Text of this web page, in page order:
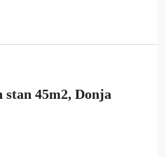
stan 45m2, Donja